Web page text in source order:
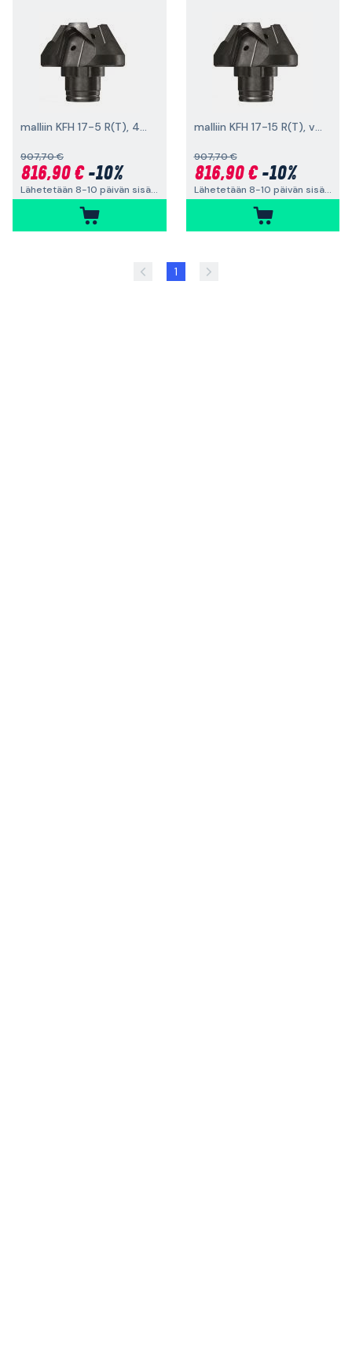
malliin KFH 17-5 R(T), 45°, viiste + säde
907,70 €
816,90 €-10%
Lähetetään 8-10 päivän sisällä
malliin KFH 17-15 R(T), viistekulma 30°
907,70 €
816,90 €-10%
Lähetetään 8-10 päivän sisällä
1